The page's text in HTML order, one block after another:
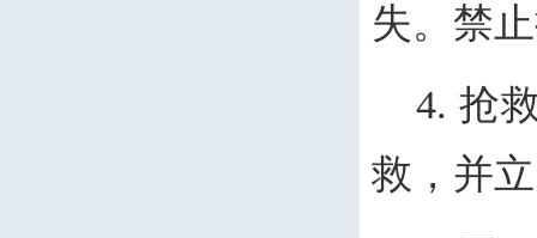
失。禁
4. 抢
救，并